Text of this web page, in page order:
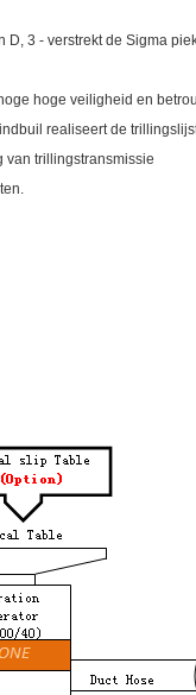
3 - verstrekt de Sigma
hoge veiligheid en
realiseert de
van trillingstransmissie